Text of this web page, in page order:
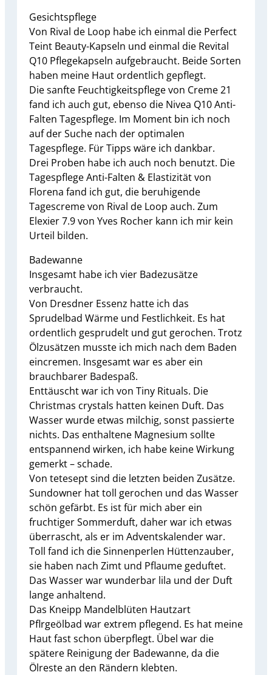
Gesichtspflege
Von Rival de Loop habe ich einmal die Perfect
Teint Beauty-Kapseln und einmal die Revital
Q10 Pflegekapseln aufgebraucht. Beide Sorten
haben meine Haut ordentlich gepflegt.
Die sanfte Feuchtigkeitspflege von Creme 21
fand ich auch gut, ebenso die Nivea Q10 Anti-
Falten Tagespflege. Im Moment bin ich noch
auf der Suche nach der optimalen
Tagespflege. Für Tipps wäre ich dankbar.
Drei Proben habe ich auch noch benutzt. Die
Tagespflege Anti-Falten & Elastizität von
Florena fand ich gut, die beruhigende
Tagescreme von Rival de Loop auch. Zum
Elexier 7.9 von Yves Rocher kann ich mir kein
Urteil bilden.
Badewanne
Insgesamt habe ich vier Badezusätze
verbraucht.
Von Dresdner Essenz hatte ich das
Sprudelbad Wärme und Festlichkeit. Es hat
ordentlich gesprudelt und gut gerochen. Trotz
Ölzusätzen musste ich mich nach dem Baden
eincremen. Insgesamt war es aber ein
brauchbarer Badespaß.
Enttäuscht war ich von Tiny Rituals. Die
Christmas crystals hatten keinen Duft. Das
Wasser wurde etwas milchig, sonst passierte
nichts. Das enthaltene Magnesium sollte
entspannend wirken, ich habe keine Wirkung
gemerkt – schade.
Von tetesept sind die letzten beiden Zusätze.
Sundowner hat toll gerochen und das Wasser
schön gefärbt. Es ist für mich aber ein
fruchtiger Sommerduft, daher war ich etwas
überrascht, als er im Adventskalender war.
Toll fand ich die Sinnenperlen Hüttenzauber,
sie haben nach Zimt und Pflaume geduftet.
Das Wasser war wunderbar lila und der Duft
lange anhaltend.
Das Kneipp Mandelblüten Hautzart
Pflrgeölbad war extrem pflegend. Es hat meine
Haut fast schon überpflegt. Übel war die
spätere Reinigung der Badewanne, da die
Ölreste an den Rändern klebten.